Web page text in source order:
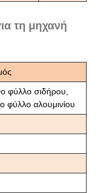
τη μηχανή
φύλλο σιδήρου,
φύλλο αλουμινίου